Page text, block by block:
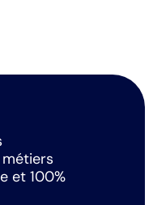
et 100%